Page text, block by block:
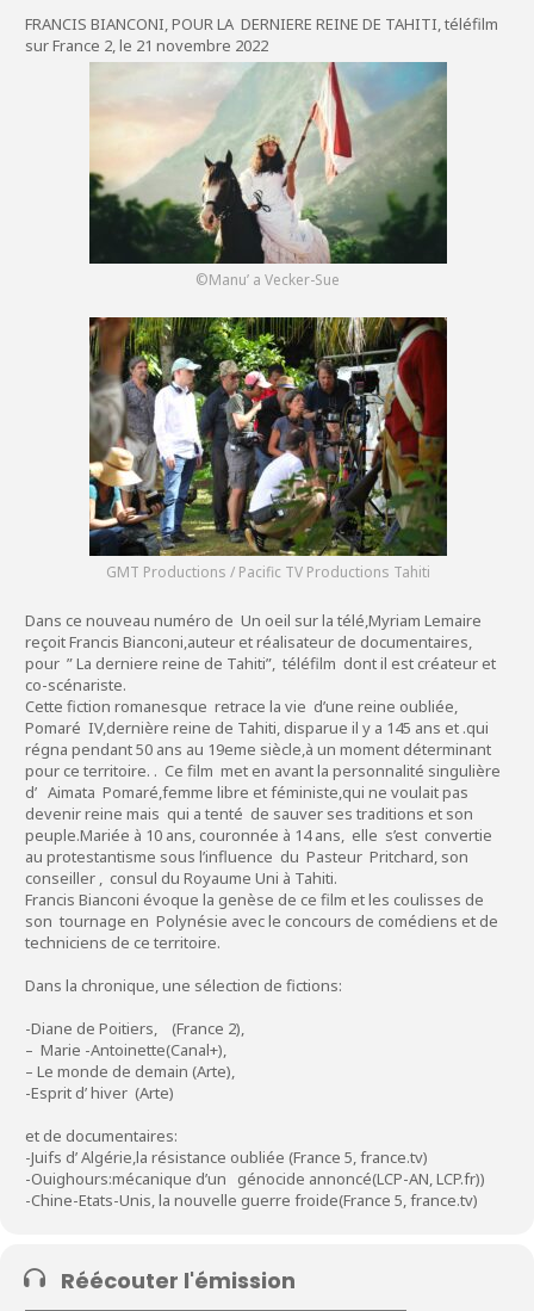
FRANCIS BIANCONI, POUR LA DERNIERE REINE DE TAHITI, téléfilm
sur France 2, le 21 novembre 2022
©Manu’ a Vecker-Sue
GMT Productions / Pacific TV Productions Tahiti
Dans ce nouveau numéro de Un oeil sur la télé,Myriam Lemaire
reçoit Francis Bianconi,auteur et réalisateur de documentaires,
pour ” La derniere reine de Tahiti”, téléfilm dont il est créateur et
co-scénariste.
Cette fiction romanesque retrace la vie d’une reine oubliée,
Pomaré IV,dernière reine de Tahiti, disparue il y a 145 ans et .qui
régna pendant 50 ans au 19eme siècle,à un moment déterminant
pour ce territoire. . Ce film met en avant la personnalité singulière
d’ Aimata Pomaré,femme libre et féministe,qui ne voulait pas
devenir reine mais qui a tenté de sauver ses traditions et son
peuple.Mariée à 10 ans, couronnée à 14 ans, elle s’est convertie
au protestantisme sous l’influence du Pasteur Pritchard, son
conseiller , consul du Royaume Uni à Tahiti.
Francis Bianconi évoque la genèse de ce film et les coulisses de
son tournage en Polynésie avec le concours de comédiens et de
techniciens de ce territoire.
Dans la chronique, une sélection de fictions:
-Diane de Poitiers, (France 2),
– Marie -Antoinette(Canal+),
– Le monde de demain (Arte),
-Esprit d’ hiver (Arte)
et de documentaires:
-Juifs d’ Algérie,la résistance oubliée (France 5,france.tv)
-Ouighours:mécanique d’un génocide annoncé(LCP-AN, LCP.fr))
-Chine-Etats-Unis, la nouvelle guerre froide(France 5,france.tv)
Réécouter l'émission